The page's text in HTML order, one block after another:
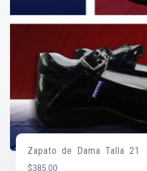
Zapato de Dama Talla 21
$385.00